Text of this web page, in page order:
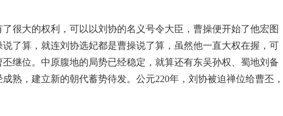
很大的权利，可以以刘协的名义号令大臣，曹操便开始了他宏图
了算，就连刘协选妃都是曹操说了算，虽然他一直大权在握，可
继位。中原腹地的局势已经稳定，就算还有东吴孙权、蜀地刘备
熟，建立新的朝代蓄势待发。公元220年，刘协被迫禅位给曹丕，